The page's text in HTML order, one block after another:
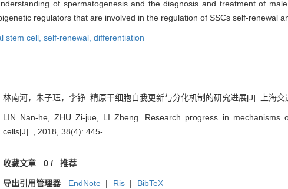
of spermatogenesis and the diagnosis and treatment of
regulators that are involved in the regulation of SSCs self-renewal
stem cell, self-renewal, differentiation
林南河，朱子珏，李铮. 精原干细胞自我更新与分化机制的研究进展[J]. 上海
LIN Nan-he, ZHU Zi-jue, LI Zheng. Research progress in mechanisms
cells[J]. , 2018, 38(4): 445-.
收藏文章 0/ 推荐
导出引用管理器 EndNote | Ris | BibTeX